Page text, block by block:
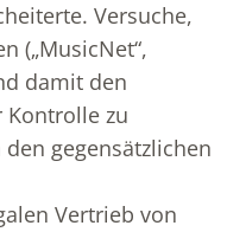
Versuche,
(„MusicNet“,
damit den
zu
gegensätzlichen
Vertrieb von